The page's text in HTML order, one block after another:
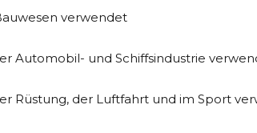
verwendet
Automobil- und Schiffsindustrie
Rüstung, der Luftfahrt und im Sport